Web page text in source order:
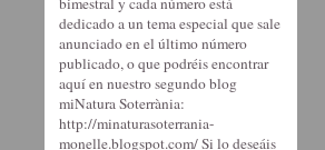
dedicado a un tema especial que sale
anunciado en el último número
publicado, o que podréis encontrar
aquí en nuestro segundo blog
miNatura Soterrània:
http://minaturasoterrania-
monelle.blogspot.com/ Si lo deseáis